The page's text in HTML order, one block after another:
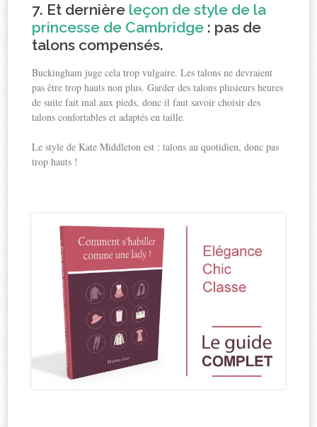
7. Et dernière leçon de style de la
princesse de Cambridge : pas de
talons compensés.
Buckingham juge cela trop vulgaire. Les talons ne devraient
pas être trop hauts non plus. Garder des talons plusieurs heures
de suite fait mal aux pieds, donc il faut savoir choisir des
talons confortables et adaptés en taille.
Le style de Kate Middleton est : talons au quotidien, donc pas
trop hauts !